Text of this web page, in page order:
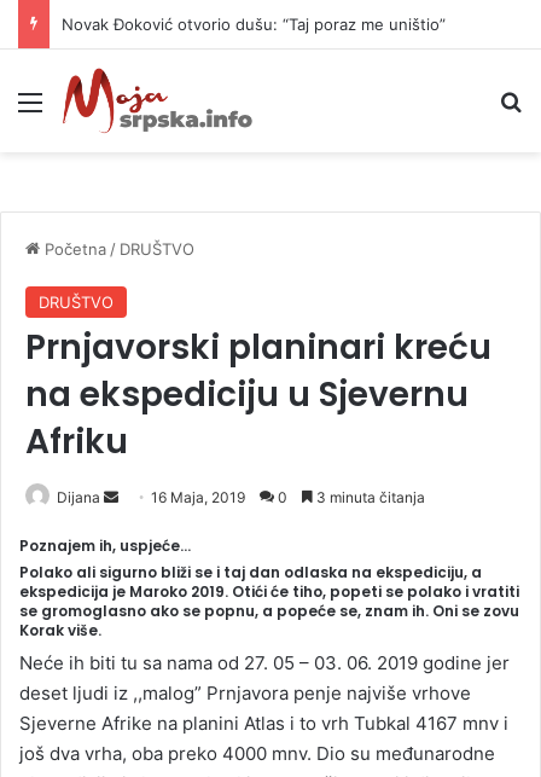
Novak Đoković otvorio dušu: “Taj poraz me uništio”
Meni
Početna / DRUŠTVO
DRUŠTVO
Prnjavorski planinari kreću
na ekspediciju u Sjevernu
Afriku
Dijana
n
d
a
e
m
a
i
16 Maja, 2019 0 3 minuta čitanja
Poznajem ih, uspjeće…
Polako ali sigurno bliži se i taj dan odlaska na ekspediciju, a
ekspedicija je Maroko 2019. Otići će tiho, popeti se polako i vratiti
se gromoglasno ako se popnu, a popeće se, znam ih. Oni se zovu
Korak više.
Neće ih biti tu sa nama od 27. 05 – 03. 06. 2019 godine jer
deset ljudi iz ,,malog” Prnjavora penje najviše vrhove
Sjeverne Afrike na planini Atlas i to vrh Tubkal 4167 mnv i
još dva vrha, oba preko 4000 mnv. Dio su međunarodne